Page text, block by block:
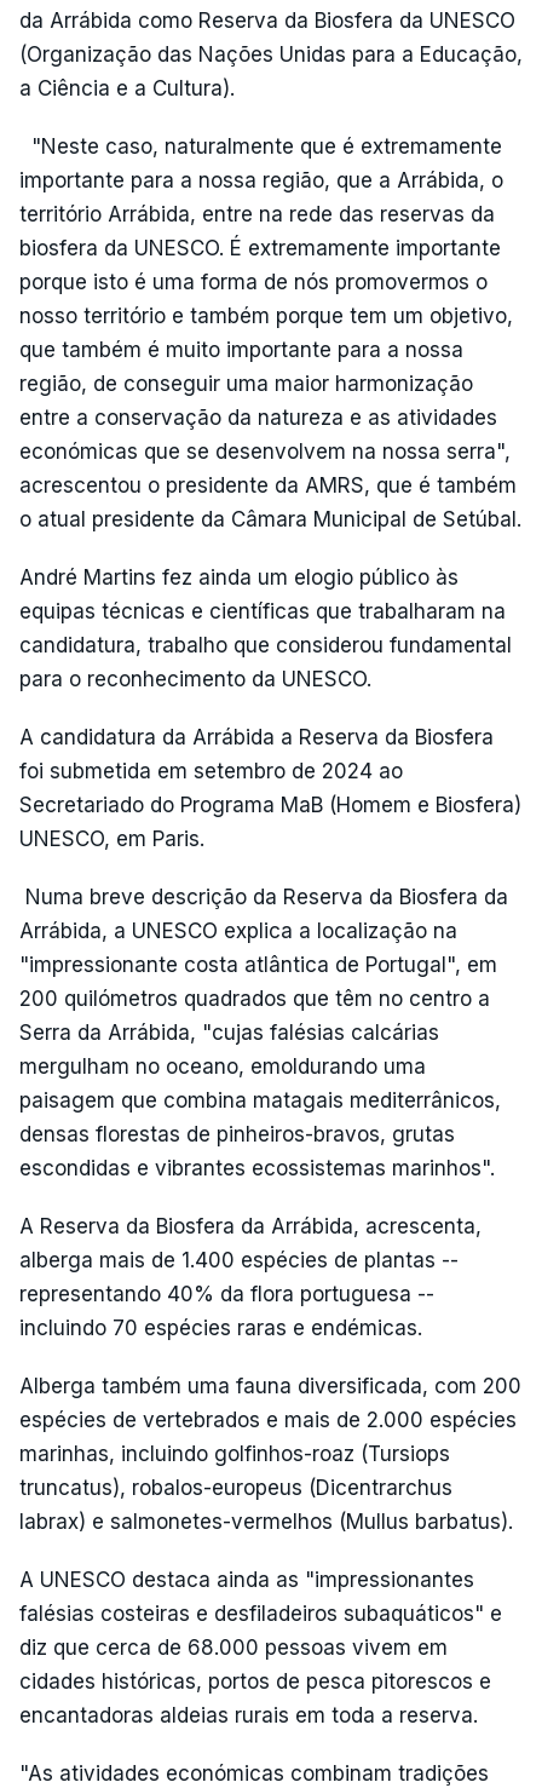
da Arrábida como Reserva da Biosfera da UNESCO
(Organização das Nações Unidas para a Educação,
a Ciência e a Cultura).
"Neste caso, naturalmente que é extremamente
importante para a nossa região, que a Arrábida, o
território Arrábida, entre na rede das reservas da
biosfera da UNESCO. É extremamente importante
porque isto é uma forma de nós promovermos o
nosso território e também porque tem um objetivo,
que também é muito importante para a nossa
região, de conseguir uma maior harmonização
entre a conservação da natureza e as atividades
económicas que se desenvolvem na nossa serra",
acrescentou o presidente da AMRS, que é também
o atual presidente da Câmara Municipal de Setúbal.
André Martins fez ainda um elogio público às
equipas técnicas e científicas que trabalharam na
candidatura, trabalho que considerou fundamental
para o reconhecimento da UNESCO.
A candidatura da Arrábida a Reserva da Biosfera
foi submetida em setembro de 2024 ao
Secretariado do Programa MaB (Homem e Biosfera)
UNESCO, em Paris.
Numa breve descrição da Reserva da Biosfera da
Arrábida, a UNESCO explica a localização na
"impressionante costa atlântica de Portugal", em
200 quilómetros quadrados que têm no centro a
Serra da Arrábida, "cujas falésias calcárias
mergulham no oceano, emoldurando uma
paisagem que combina matagais mediterrânicos,
densas florestas de pinheiros-bravos, grutas
escondidas e vibrantes ecossistemas marinhos".
A Reserva da Biosfera da Arrábida, acrescenta,
alberga mais de 1.400 espécies de plantas --
representando 40% da flora portuguesa --
incluindo 70 espécies raras e endémicas.
Alberga também uma fauna diversificada, com 200
espécies de vertebrados e mais de 2.000 espécies
marinhas, incluindo golfinhos-roaz (Tursiops
truncatus), robalos-europeus (Dicentrarchus
labrax) e salmonetes-vermelhos (Mullus barbatus).
A UNESCO destaca ainda as "impressionantes
falésias costeiras e desfiladeiros subaquáticos" e
diz que cerca de 68.000 pessoas vivem em
cidades históricas, portos de pesca pitorescos e
encantadoras aldeias rurais em toda a reserva.
"As atividades económicas combinam tradições